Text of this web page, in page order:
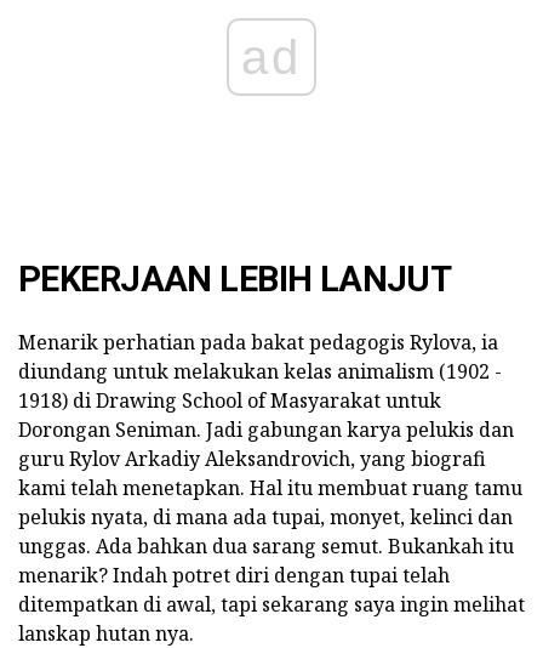
ad
PEKERJAAN LEBIH LANJUT
Menarik perhatian pada bakat pedagogis Rylova, ia
diundang untuk melakukan kelas animalism (1902 -
1918) di Drawing School of Masyarakat untuk
Dorongan Seniman. Jadi gabungan karya pelukis dan
guru Rylov Arkadiy Aleksandrovich, yang biografi
kami telah menetapkan. Hal itu membuat ruang tamu
pelukis nyata, di mana ada tupai, monyet, kelinci dan
unggas. Ada bahkan dua sarang semut. Bukankah itu
menarik? Indah potret diri dengan tupai telah
ditempatkan di awal, tapi sekarang saya ingin melihat
lanskap hutan nya.